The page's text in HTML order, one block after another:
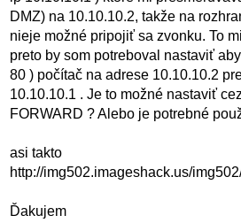
DMZ) na 10.10.10.2, takže na
nieje možné pripojiť sa zvonku. To
preto by som potreboval nastaviť
80 ) počítač na adrese 10.10.10.2
10.10.10.1 . Je to možné nastaviť
FORWARD ? Alebo je potrebné
asi takto
http://img502.imageshack.us/
Ďakujem